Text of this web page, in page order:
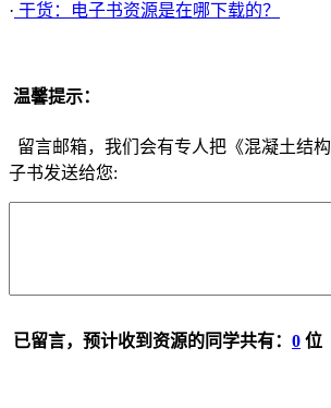
· 干货：电子书资源是在哪下载的？
温馨提示：
留言邮箱，我们会有专人把《混凝土结
子书发送给您:
已留言，预计收到资源的同学共有： 0 位